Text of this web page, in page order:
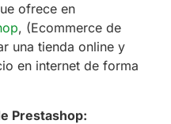
ofrece en
, (Ecommerce de
una tienda online y
en internet de forma
Prestashop: